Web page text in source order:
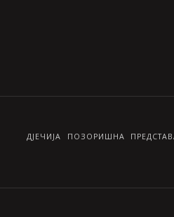
ДЈЕЧИЈА ПОЗОРИШНА